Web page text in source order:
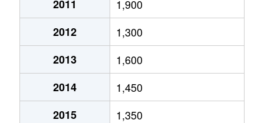
大字北入曽
600万円 入曽
徒歩
大字北入曽
3,200万円 入曽
徒歩
大字北入曽
1,400万円 入曽
徒歩
大字北入曽
8,100万円 入曽
徒歩
2011
1,900
2012
1,300
2013
1,600
2014
1,450
2015
1,350